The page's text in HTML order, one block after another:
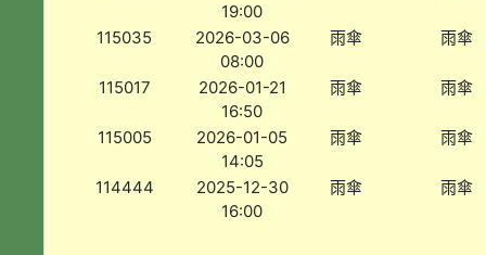
19:00
115035
2026-03-06
08:00
雨傘 雨傘
115017
2026-01-21
16:50
雨傘 雨傘
115005
2026-01-05
14:05
雨傘 雨傘
114444
2025-12-30
16:00
雨傘 雨傘